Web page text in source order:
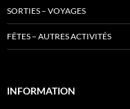
SORTIES – VOYAGES
FÊTES – AUTRES ACTIVITÉS
INFORMATION